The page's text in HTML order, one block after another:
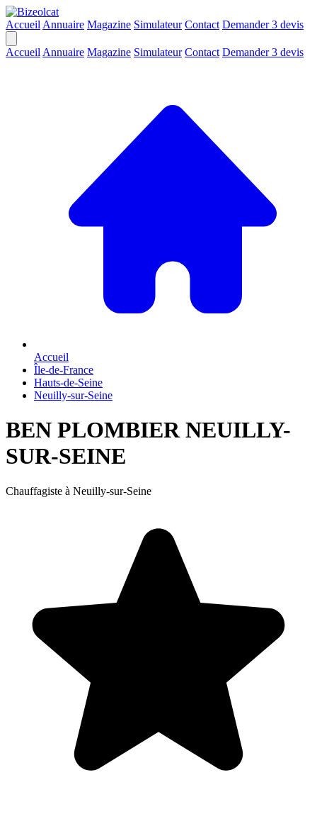
Accueil Annuaire Magazine Simulateur Contact Demander 3 devis
Accueil Annuaire Magazine Simulateur Contact Demander 3 devis
Accueil
Île-de-France
Hauts-de-Seine
Neuilly-sur-Seine
BEN PLOMBIER NEUILLY-
SUR-SEINE
Chauffagiste à Neuilly-sur-Seine